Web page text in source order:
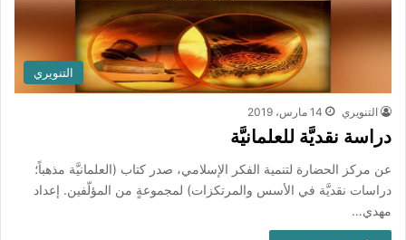
التنويري
التنويري 14 مارس، 2019
دراسة نقديَّة للعلمانيَّة
عن مركز الحضارة لتنمية الفكر الإسلامي، صدر كتاب (العلمانيَّة مذهباً؛
دراسات نقديَّة في الأسس والمرتكزات) لمجموعةٍ من المؤلّفين. إعداد
مهدي…